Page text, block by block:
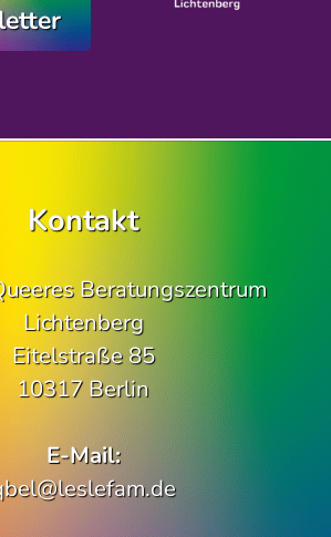
Kontakt
Beratungszentrum
Lichtenberg
Eitelstraße 85
10317 Berlin
E-Mail: